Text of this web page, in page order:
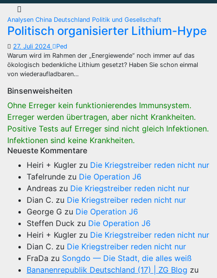
Analysen China Deutschland Politik und Gesellschaft
Politisch organisierter Lithium-Hype
27. Juli 2024
Ped
Warum wird im Rahmen der „Energiewende“ noch immer auf das
ökologisch bedenkliche Lithium gesetzt? Haben Sie schon einmal
von wiederaufladbaren…
Binsenweisheiten
Ohne Erreger kein funktionierendes Immunsystem.
Erreger werden übertragen, aber nicht Krankheiten.
Positive Tests auf Erreger sind nicht gleich Infektionen.
Infektionen sind keine Krankheiten.
Neueste Kommentare
Heiri + Kugler zu Die Kriegstreiber reden nicht nur
Tafelrunde zu Die Operation J6
Andreas zu Die Kriegstreiber reden nicht nur
Dian C. zu Die Kriegstreiber reden nicht nur
George G zu Die Operation J6
Steffen Duck zu Die Operation J6
Heiri + Kugler zu Die Kriegstreiber reden nicht nur
Dian C. zu Die Kriegstreiber reden nicht nur
FraDa zu Songdo — Die Stadt, die alles weiß
Bananenrepublik Deutschland (17) | ZG Blog zu